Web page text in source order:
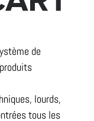
de
lourds,
tous les